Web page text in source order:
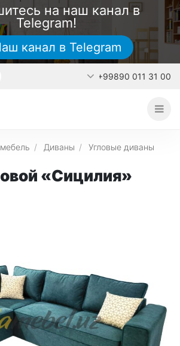
на наш канал в
Telegram!
канал в Telegram
Наши работы
+99890 011 31 00
Диваны Угловые диваны
«Сицилия»